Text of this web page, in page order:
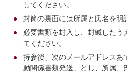
してください。
封筒の裏面には所属と氏名を明
必要書類を封入し、封緘したう
てください。
持参後、次のメールアドレスあ
動関係書類発送」とし、所属、